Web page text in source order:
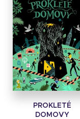
PROKLETÉ
DOMOVY